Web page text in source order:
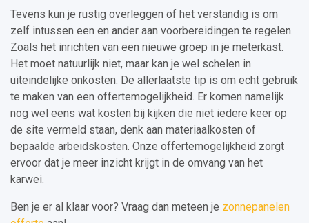
Tevens kun je rustig overleggen of het verstandig is om
zelf intussen een en ander aan voorbereidingen te regelen.
Zoals het inrichten van een nieuwe groep in je meterkast.
Het moet natuurlijk niet, maar kan je wel schelen in
uiteindelijke onkosten. De allerlaatste tip is om echt gebruik
te maken van een offertemogelijkheid. Er komen namelijk
nog wel eens wat kosten bij kijken die niet iedere keer op
de site vermeld staan, denk aan materiaalkosten of
bepaalde arbeidskosten. Onze offertemogelijkheid zorgt
ervoor dat je meer inzicht krijgt in de omvang van het
karwei.
Ben je er al klaar voor? Vraag dan meteen je zonnepanelen